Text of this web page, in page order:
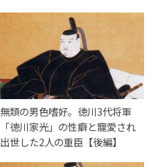
無類の男色嗜好。徳川3代将軍
「徳川家光」の性癖と寵愛され
出世した2人の重臣【後編】